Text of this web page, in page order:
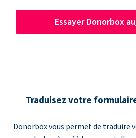
Essayer Donorbox
Traduisez votre
Donorbox vous permet de traduire